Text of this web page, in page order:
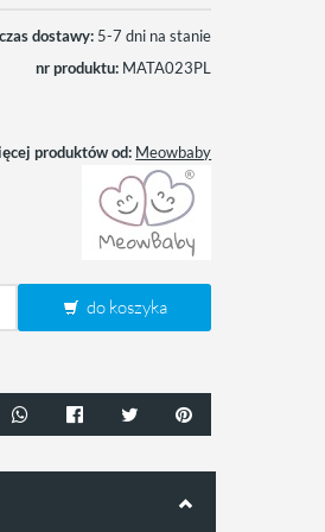
czas dostawy: 5-7 dni na stanie
nr produktu: MATA023PL
produktów od: Meowbaby
do koszyka